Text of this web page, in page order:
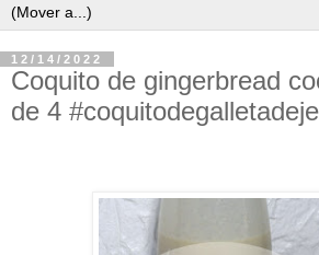
12/14/2022
Coquito de gingerbread
de 4